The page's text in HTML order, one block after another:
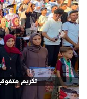
قوات الاحتلال
06/آب/2026 10:49 م
48 إصابة منذ بدء عدوان الاحتلال على مخيم قلند ...
06/آب/2026 10:45 م
الاحتلال يعتقل شابين
06/آب/2026 10:27 م
تكريم
Next